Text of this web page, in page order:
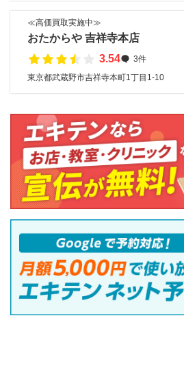
≪高価買取実施中≫
おたからや 吉祥寺本店
3.54
3件
東京都武蔵野市吉祥寺本町1丁目1-10